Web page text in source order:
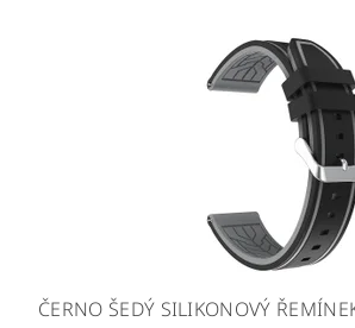
ČERNO ŠEDÝ SILIKONOVÝ